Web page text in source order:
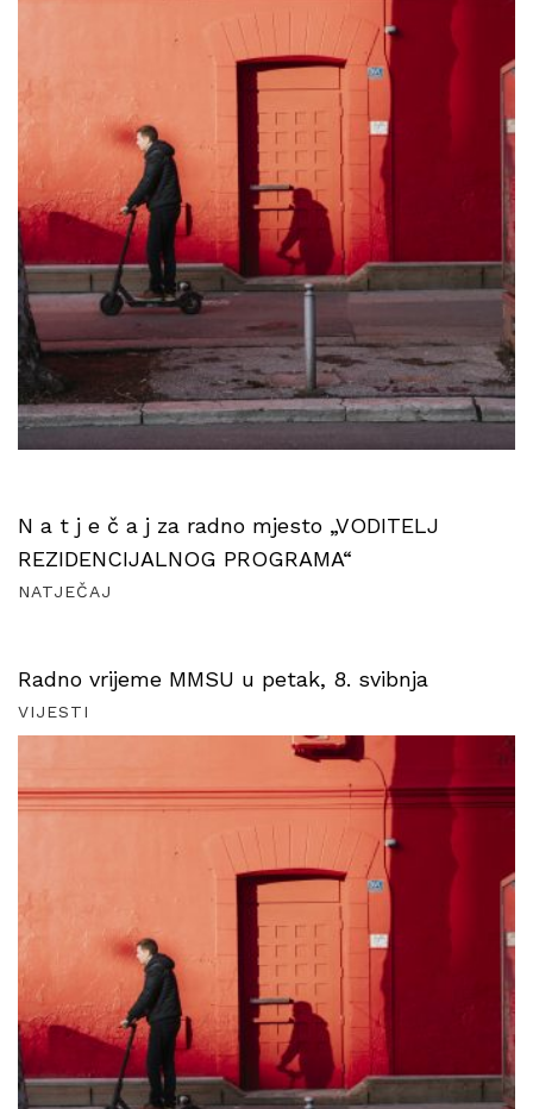
N a t j e č a j za radno mjesto „VODITELJ
REZIDENCIJALNOG PROGRAMA“
NATJEČAJ
Radno vrijeme MMSU u petak, 8. svibnja
VIJESTI